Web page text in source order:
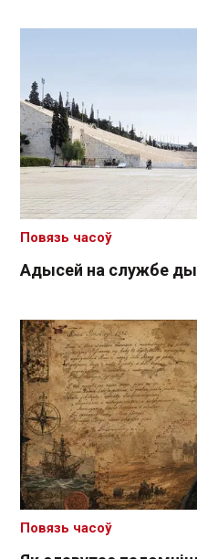
Адысей на службе
Повязь часоў
Повязь часоў